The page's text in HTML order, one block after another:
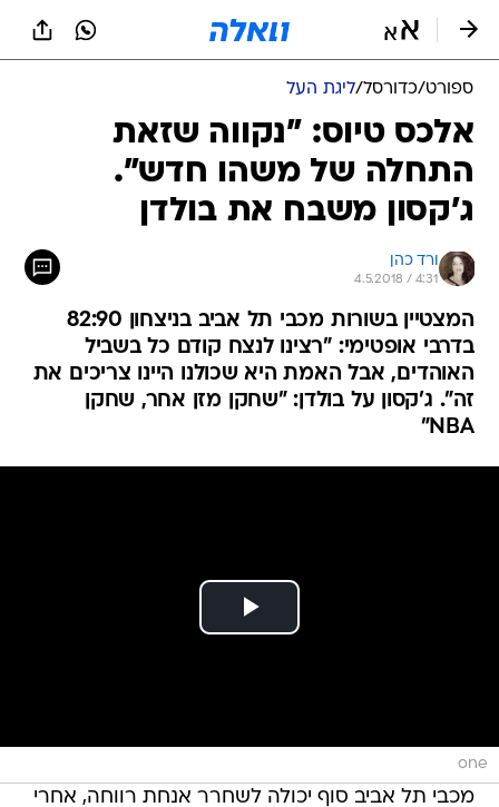
ספורט/כדורסל/ליגת העל
אלכס טיוס: "נקווה שזאת
התחלה של משהו חדש".
ג'קסון משבח את בולדן
ורד כהן
4.5.2018 / 4:31
המצטיין בשורות מכבי תל אביב בניצחון 82:90
בדרבי אופטימי: "רצינו לנצח קודם כל בשביל
האוהדים, אבל האמת היא שכולנו היינו צריכים את
זה". ג'קסון על בולדן: "שחקן מזן אחר, שחקן
NBA"
one
מכבי תל אביב סוף יכולה לשחרר אנחת רווחה, אחרי